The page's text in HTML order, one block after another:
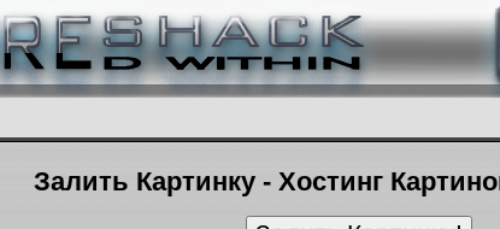
Залить Картинку - Хостинг